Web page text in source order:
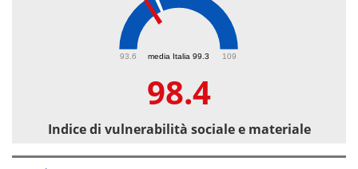
media Italia 99.3
93.6 109
98.4
Indice di vulnerabilità sociale e materiale